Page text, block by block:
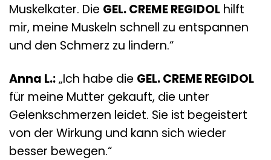
Muskelkater. Die GEL. CREME REGIDOL hilft
mir, meine Muskeln schnell zu entspannen
und den Schmerz zu lindern.“
Anna L.:„Ich habe die GEL. CREME REGIDOL
für meine Mutter gekauft, die unter
Gelenkschmerzen leidet. Sie ist begeistert
von der Wirkung und kann sich wieder
besser bewegen.“